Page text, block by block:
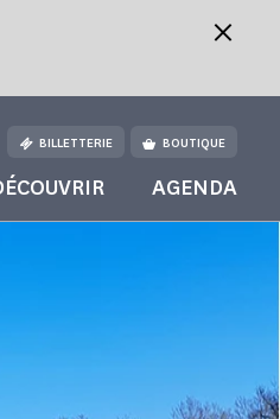
BILLETTERIE BOUTIQUE
AGENDA